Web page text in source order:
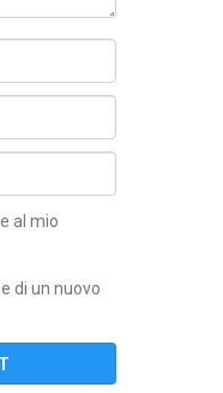
al mio
di un nuovo